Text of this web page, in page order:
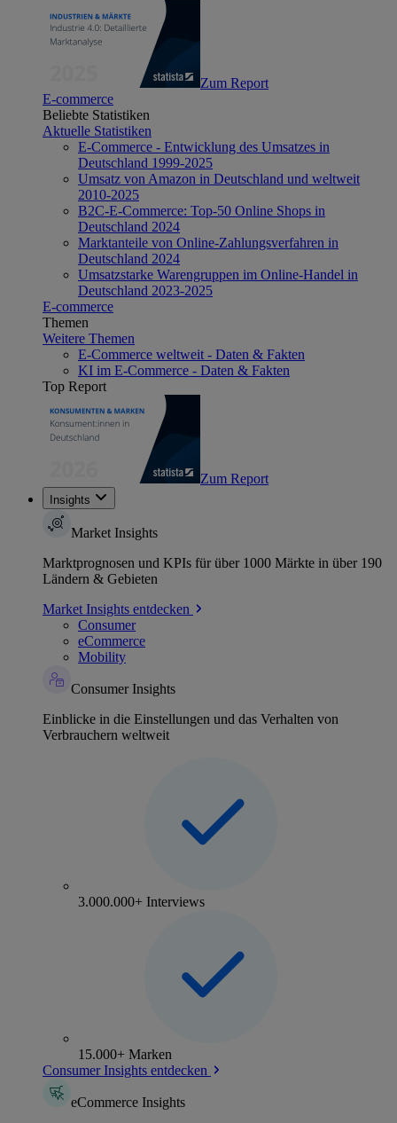
Zum Report
E-commerce
Beliebte Statistiken
Aktuelle Statistiken
E-Commerce - Entwicklung des Umsatzes in
Deutschland 1999-2025
Umsatz von Amazon in Deutschland und weltweit
2010-2025
B2C-E-Commerce: Top-50 Online Shops in
Deutschland 2024
Marktanteile von Online-Zahlungsverfahren in
Deutschland 2024
Umsatzstarke Warengruppen im Online-Handel in
Deutschland 2023-2025
E-commerce
Themen
Weitere Themen
E-Commerce weltweit - Daten & Fakten
KI im E-Commerce - Daten & Fakten
Top Report
Zum Report
Insights
Market Insights
Marktprognosen und KPIs für über 1000 Märkte in über 190
Ländern & Gebieten
Market Insights entdecken
Consumer
eCommerce
Mobility
Consumer Insights
Einblicke in die Einstellungen und das Verhalten von
Verbrauchern weltweit
3.000.000+ Interviews
15.000+ Marken
Consumer Insights entdecken
eCommerce Insights